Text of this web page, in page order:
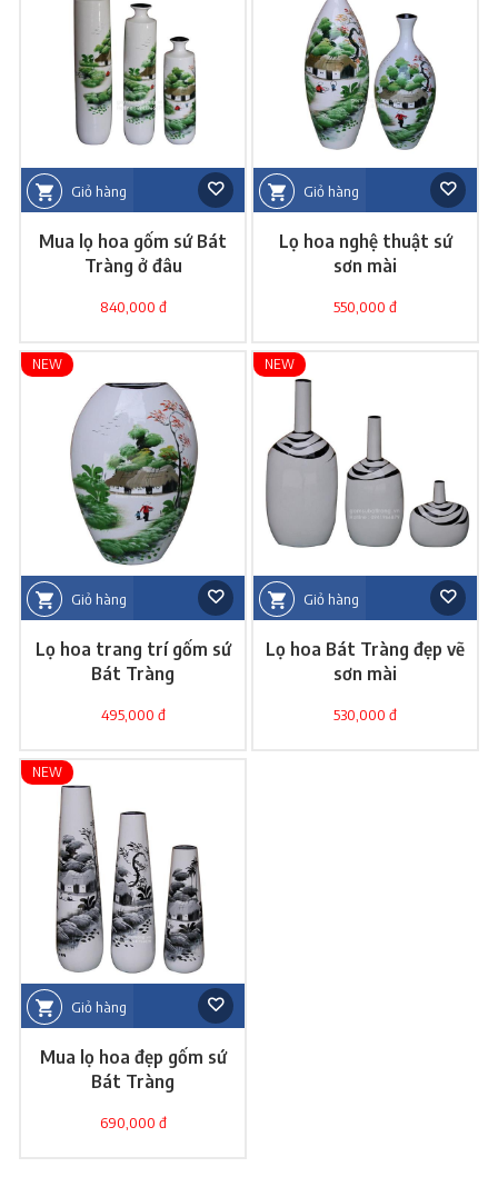
Giỏ hàng
Mua lọ hoa gốm sứ Bát
Tràng ở đâu
840,000 đ
Giỏ hàng
Lọ hoa nghệ thuật sứ
sơn mài
550,000 đ
Giỏ hàng
NEW
Lọ hoa trang trí gốm sứ
Bát Tràng
495,000 đ
Giỏ hàng
NEW
Lọ hoa Bát Tràng đẹp vẽ
sơn mài
530,000 đ
Giỏ hàng
NEW
Mua lọ hoa đẹp gốm sứ
Bát Tràng
690,000 đ